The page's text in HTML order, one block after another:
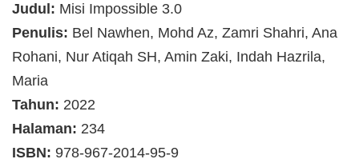
Judul: Misi Impossible 3.0
Penulis: Bel Nawhen, Mohd Az, Zamri Shahri, Ana
Rohani, Nur Atiqah SH, Amin Zaki, Indah Hazrila,
Maria
Tahun: 2022
Halaman: 234
ISBN: 978-967-2014-95-9